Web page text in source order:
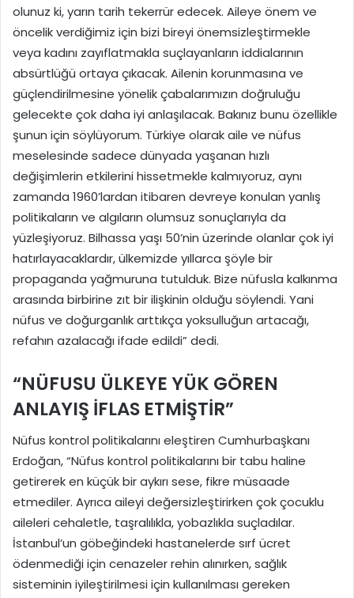
olunuz ki, yarın tarih tekerrür edecek. Aileye önem ve
öncelik verdiğimiz için bizi bireyi önemsizleştirmekle
veya kadını zayıflatmakla suçlayanların iddialarının
absürtlüğü ortaya çıkacak. Ailenin korunmasına ve
güçlendirilmesine yönelik çabalarımızın doğruluğu
gelecekte çok daha iyi anlaşılacak. Bakınız bunu özellikle
şunun için söylüyorum. Türkiye olarak aile ve nüfus
meselesinde sadece dünyada yaşanan hızlı
değişimlerin etkilerini hissetmekle kalmıyoruz, aynı
zamanda 1960’lardan itibaren devreye konulan yanlış
politikaların ve algıların olumsuz sonuçlarıyla da
yüzleşiyoruz. Bilhassa yaşı 50’nin üzerinde olanlar çok iyi
hatırlayacaklardır, ülkemizde yıllarca şöyle bir
propaganda yağmuruna tutulduk. Bize nüfusla kalkınma
arasında birbirine zıt bir ilişkinin olduğu söylendi. Yani
nüfus ve doğurganlık arttıkça yoksulluğun artacağı,
refahın azalacağı ifade edildi” dedi.
“NÜFUSU ÜLKEYE YÜK GÖREN
ANLAYIŞ İFLAS ETMİŞTİR”
Nüfus kontrol politikalarını eleştiren Cumhurbaşkanı
Erdoğan, “Nüfus kontrol politikalarını bir tabu haline
getirerek en küçük bir aykırı sese, fikre müsaade
etmediler. Ayrıca aileyi değersizleştirirken çok çocuklu
aileleri cehaletle, taşralılıkla, yobazlıkla suçladılar.
İstanbul’un göbeğindeki hastanelerde sırf ücret
ödenmediği için cenazeler rehin alınırken, sağlık
sisteminin iyileştirilmesi için kullanılması gereken